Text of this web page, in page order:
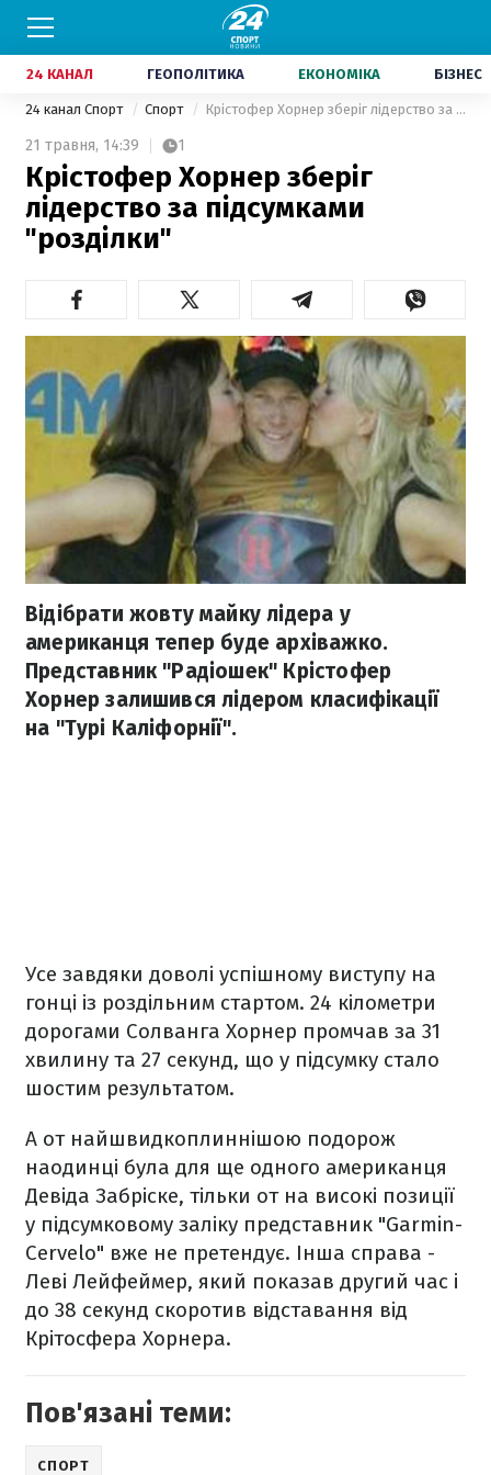
24 КАНАЛ ГЕОПОЛІТИКА ЕКОНОМІКА БІЗНЕС
24 канал Спорт Спорт Крістофер Хорнер зберіг лідерство за підсумками "розділки"
21 травня, 14:39 1
Крістофер Хорнер зберіг
лідерство за підсумками
"розділки"
Відібрати жовту майку лідера у
американця тепер буде архіважко.
Представник "Радіошек" Крістофер
Хорнер залишився лідером класифікації
на "Турі Каліфорнії".
Усе завдяки доволі успішному виступу на
гонці із роздільним стартом. 24 кілометри
дорогами Солванга Хорнер промчав за 31
хвилину та 27 секунд, що у підсумку стало
шостим результатом.
А от найшвидкоплиннішою подорож
наодинці була для ще одного американця
Девіда Забріске, тільки от на високі позиції
у підсумковому заліку представник "Garmin-
Cervelo" вже не претендує. Інша справа -
Леві Лейфеймер, який показав другий час і
до 38 секунд скоротив відставання від
Крітосфера Хорнера.
Пов'язані теми:
СПОРТ